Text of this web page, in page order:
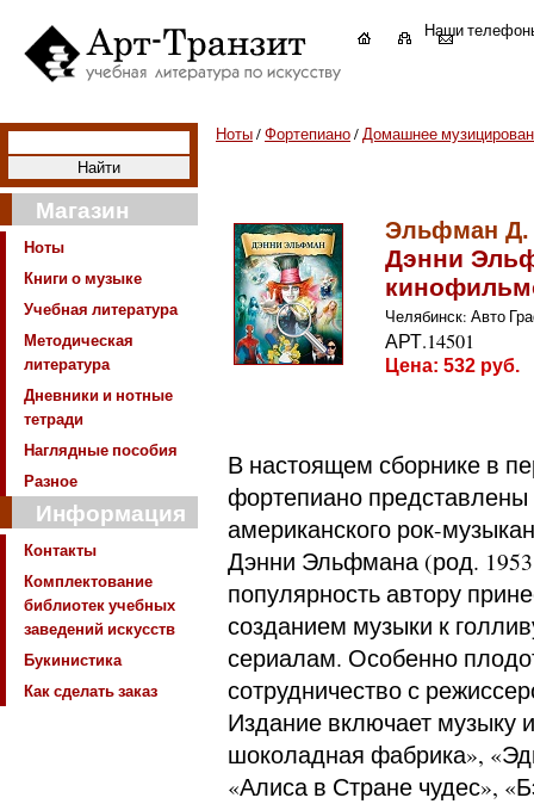
Наши
Магазин
Ноты
Книги о музыке
Учебная литература
Методическая
литература
Дневники и нотные
тетради
Наглядные пособия
Разное
Информация
Контакты
Комплектование
библиотек учебных
заведений искусств
Букинистика
Как сделать заказ
Ноты/Фортепиано/Домашнее
Эльфман Д.
Дэнни
Челябинск: Авто
АРТ.14501
Цена: 532 руб.
В настоящем сборнике в
фортепиано
американского рок-
Дэнни Эльфмана (род.
популярность автору
созданием музыки к
сериалам. Особенно
сотрудничество с
Издание включает музыку
шоколадная фабрика»,
«Алиса в Стране чудес»,